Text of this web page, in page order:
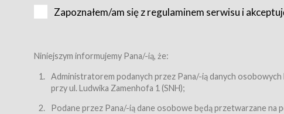
Karnety – wybrane dokumenty potwierdzające zawarcie
Bilety – wybrane dokumenty potwierdzające zawarcie umowy
przewidziane przez Usługodawcę dla danego Wydarzenia, tj.
filmowych, wydarzeniach specjalnych i koncertach;
Sklep – sklep internetowy prowadzony przez Usługodawcę w
Regulamin – niniejszy regulamin.
Zapoznałem/am się z regulaminem serwisu i
Niniejszym informujemy Pana/-ią, że:
Administratorem podanych przez Pana/-ią danych
przy ul. Ludwika Zamenhofa 1 (SNH);
Podane przez Pana/-ią dane osobowe będą przetwarzane